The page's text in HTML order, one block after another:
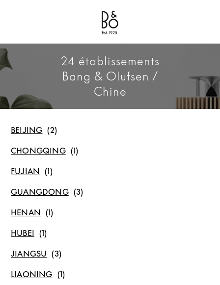
Bang & Olufsen - Exist to Create
Link Opens in New Tab
24 établissements
Bang & Olufsen /
Chine
BEIJING
CHONGQING
FUJIAN
GUANGDONG
HENAN
HUBEI
JIANGSU
LIAONING